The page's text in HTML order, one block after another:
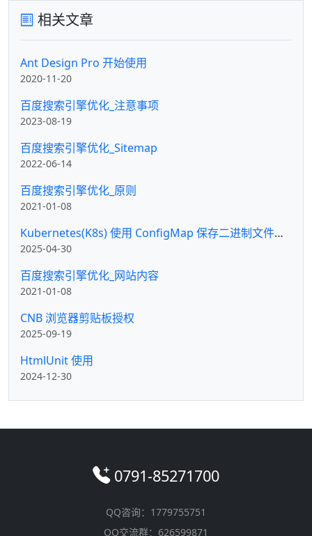
相关文章
Ant Design Pro 开始使用
2020-11-20
百度搜索引擎优化_注意事项
2023-08-19
百度搜索引擎优化_Sitemap
2022-06-14
百度搜索引擎优化_原则
2021-01-08
Kubernetes(K8s) 使用 ConfigMap 保存二进制文件及挂载方法
2025-04-30
百度搜索引擎优化_网站内容
2021-01-08
CNB 浏览器剪贴板授权
2025-09-19
HtmlUnit 使用
2024-12-30
0791-85271700
QQ咨询：1779755751
QQ交流群：626599871